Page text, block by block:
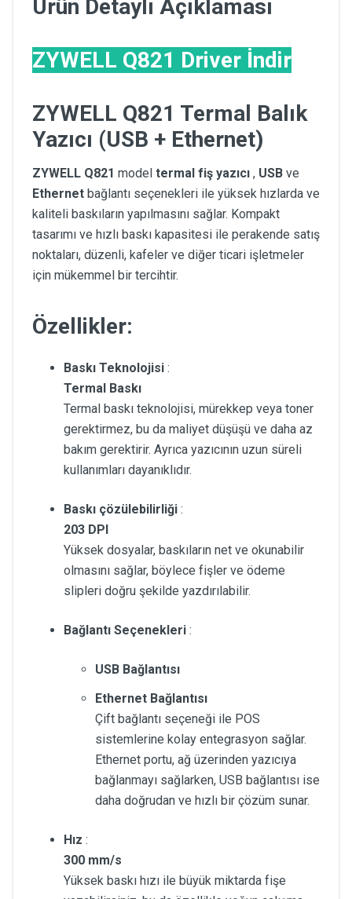
Ürün Detaylı Açıklaması
ZYWELL Q821 Driver İndir
ZYWELL Q821 Termal Balık
Yazıcı (USB + Ethernet)
ZYWELL Q821 model termal fiş yazıcı , USB ve
Ethernet bağlantı seçenekleri ile yüksek hızlarda ve
kaliteli baskıların yapılmasını sağlar. Kompakt
tasarımı ve hızlı baskı kapasitesi ile perakende satış
noktaları, düzenli, kafeler ve diğer ticari işletmeler
için mükemmel bir tercihtir.
Özellikler:
Baskı Teknolojisi :
Termal Baskı
Termal baskı teknolojisi, mürekkep veya toner
gerektirmez, bu da maliyet düşüşü ve daha az
bakım gerektirir. Ayrıca yazıcının uzun süreli
kullanımları dayanıklıdır.
Baskı çözülebilirliği :
203 DPI
Yüksek dosyalar, baskıların net ve okunabilir
olmasını sağlar, böylece fişler ve ödeme
slipleri doğru şekilde yazdırılabilir.
Bağlantı Seçenekleri :
USB Bağlantısı
Ethernet Bağlantısı
Çift bağlantı seçeneği ile POS
sistemlerine kolay entegrasyon sağlar.
Ethernet portu, ağ üzerinden yazıcıya
bağlanmayı sağlarken, USB bağlantısı ise
daha doğrudan ve hızlı bir çözüm sunar.
Hız :
300 mm/s
Yüksek baskı hızı ile büyük miktarda fişe